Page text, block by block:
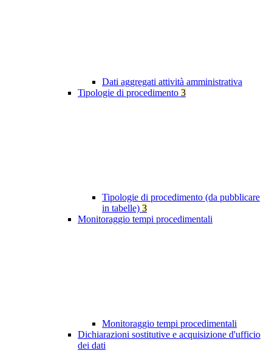
Dati aggregati attività amministrativa
Tipologie di procedimento 3
Tipologie di procedimento (da pubblicare
in tabelle) 3
Monitoraggio tempi procedimentali
Monitoraggio tempi procedimentali
Dichiarazioni sostitutive e acquisizione d'ufficio
dei dati